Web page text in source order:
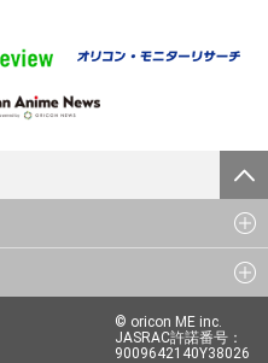
© oricon ME inc.
JASRAC許諾番号：
9009642140Y38026